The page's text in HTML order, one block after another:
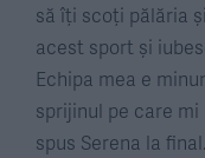
să îți scoți pălăria
acest sport și
Echipa mea e
sprijinul pe care mi
spus Serena la final.